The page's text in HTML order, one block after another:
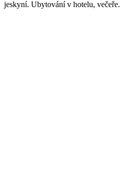
jeskyní. Ubytování v hotelu, večeře.